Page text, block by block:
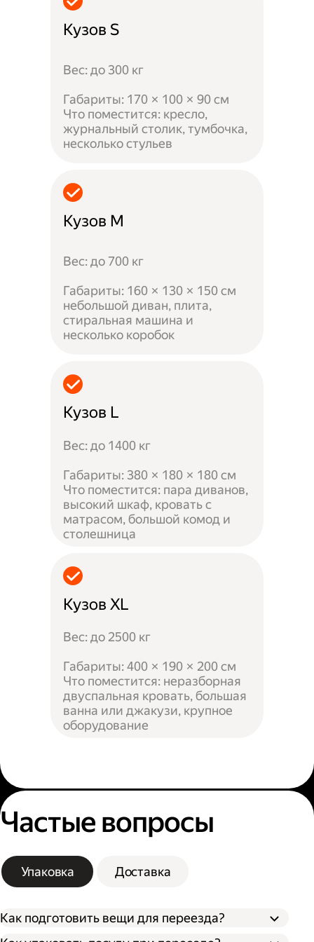
Кузов S
Вес: до 300 кг
Габариты: 170 × 100 × 90 см
Что поместится: кресло,
журнальный столик, тумбочка,
несколько стульев
Кузов M
Вес: до 700 кг
Габариты: 160 × 130 × 150 см
небольшой диван, плита,
стиральная машина и
несколько коробок
Кузов L
Вес: до 1400 кг
Габариты: 380 × 180 × 180 см
Что поместится: пара диванов,
высокий шкаф, кровать с
матрасом, большой комод и
столешница
Кузов XL
Вес: до 2500 кг
Габариты: 400 × 190 × 200 см
Что поместится: неразборная
двуспальная кровать, большая
ванна или джакузи, крупное
оборудование
Частые вопросы
Упаковка Доставка
Как подготовить вещи для переезда?